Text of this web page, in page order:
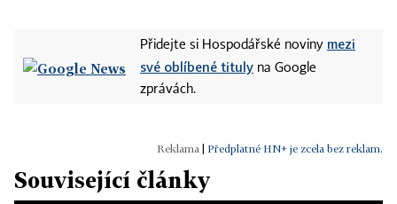
Přidejte si Hospodářské noviny mezi
své oblíbené tituly na Google
zprávách.
Předplatné HN+ je zcela bez reklam.
Související články